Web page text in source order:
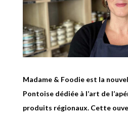
Madame & Foodie est la
Pontoise dédiée à l’art de
produits régionaux. Cette